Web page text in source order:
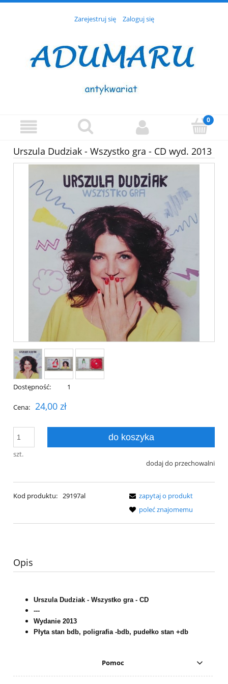
Zarejestruj się Zaloguj się
Urszula Dudziak - Wszystko gra - CD wyd. 2013
Dostępność: 1
Cena: 24,00 zł
szt.
do koszyka
dodaj do przechowalni
Kod produktu: 29197al
zapytaj o produkt
poleć znajomemu
Opis
Urszula Dudziak - Wszystko gra - CD
---
Wydanie 2013
Płyta stan bdb, poligrafia -bdb, pudełko stan +db
Pomoc